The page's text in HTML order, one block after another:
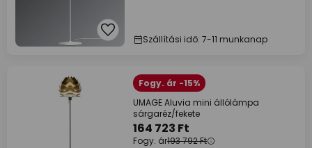
Szállítási idő: 7-11 munkanap
Fogy. ár -15%
UMAGE Aluvia mini állólámpa
sárgaréz/fekete
164 723 Ft
Fogy. ár193 792 Ft